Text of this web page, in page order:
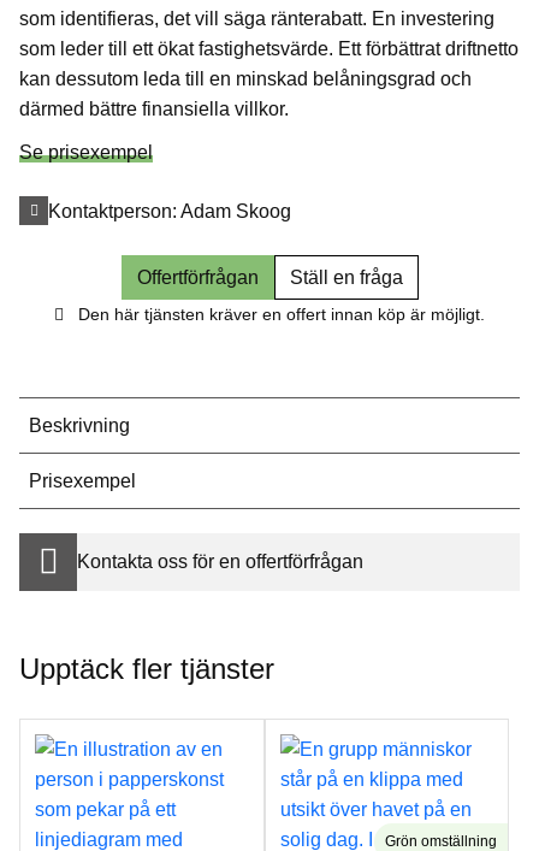
som identifieras, det vill säga ränterabatt. En investering
som leder till ett ökat fastighetsvärde. Ett förbättrat driftnetto
kan dessutom leda till en minskad belåningsgrad och
därmed bättre finansiella villkor.
Se prisexempel
Kontaktperson: Adam Skoog
Offertförfrågan Ställ en fråga
Den här tjänsten kräver en offert innan köp är möjligt.
Beskrivning
Prisexempel
Kontakta oss för en offertförfrågan
Upptäck fler tjänster
Grön omställning